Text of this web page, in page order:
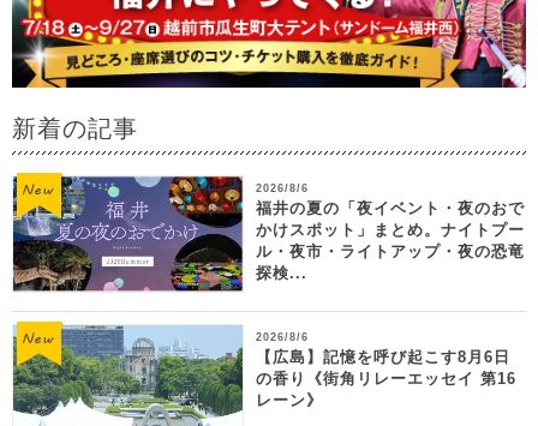
新着の記事
2026/8/6
福井の夏の「夜イベント・夜のおで
かけスポット」まとめ。ナイトプー
ル・夜市・ライトアップ・夜の恐竜
探検...
2026/8/6
【広島】記憶を呼び起こす8月6日
の香り《街角リレーエッセイ 第16
レーン》